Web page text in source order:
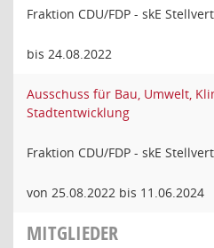
Fraktion CDU/FDP - skE
bis 24.08.2022
Ausschuss für Bau, Umwelt,
Stadtentwicklung
Fraktion CDU/FDP - skE
von 25.08.2022 bis 11.06.2024
MITGLIEDER